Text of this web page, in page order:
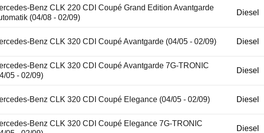
Benz CLK 220 CDI Coupé Grand Edition Avantgarde
(04/08 - 02/09)
Diesel
Benz CLK 320 CDI Coupé Avantgarde (04/05 - 02/09) Diesel
Benz CLK 320 CDI Coupé Avantgarde 7G-TRONIC
05 - 02/09)
Diesel
Benz CLK 320 CDI Coupé Elegance (04/05 - 02/09) Diesel
Benz CLK 320 CDI Coupé Elegance 7G-TRONIC
Diesel